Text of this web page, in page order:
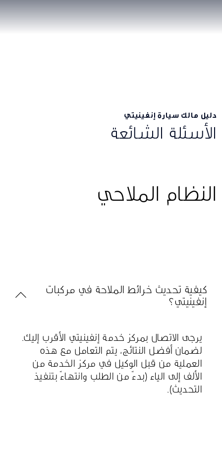
دليل مالك سيارة إنفينيتي
الأسئلة الشائعة
النظام الملاحي
كيفية تحديث خرائط الملاحة في مركبات
إنفينيتي؟
يرجى الاتصال بمركز خدمة إنفينيتي الأقرب إليك.
لضمان أفضل النتائج، يتم التعامل مع هذه
العملية من قبل الوكيل في مركز الخدمة من
الألف إلى الياء (بدءً من الطلب وانتهاءً بتنفيذ
التحديث).